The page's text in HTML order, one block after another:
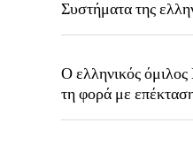
Συστήματα της
Ο ελληνικός
τη φορά με